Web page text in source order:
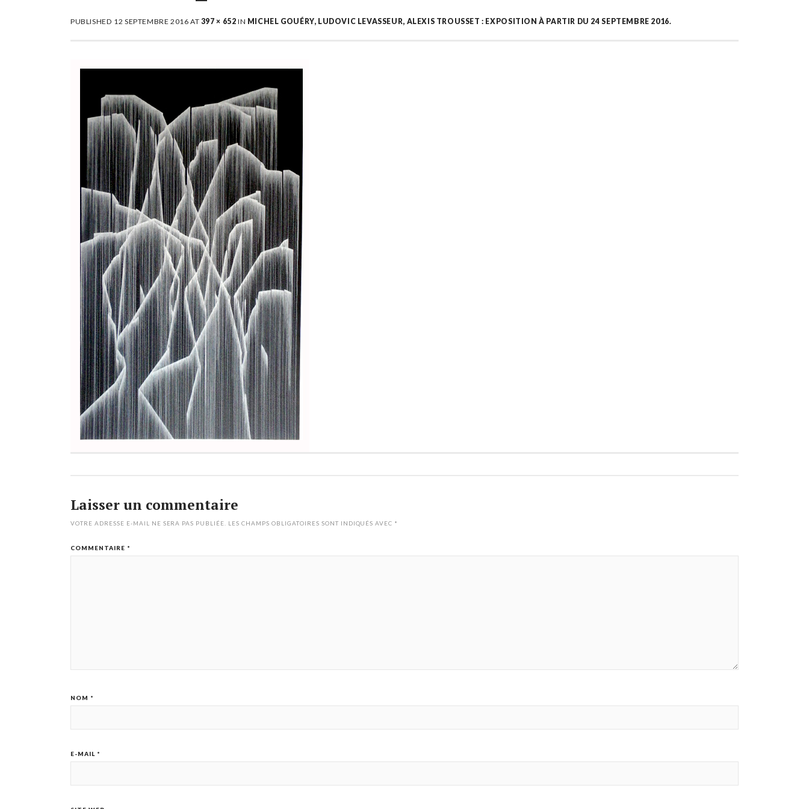
PUBLISHED 12 SEPTEMBRE 2016 AT 397 × 652 IN MICHEL GOUÉRY, LUDOVIC LEVASSEUR, ALEXIS TROUSSET : EXPOSITION À PARTIR DU 24 SEPTEMBRE 2016.
Laisser un commentaire
VOTRE ADRESSE E-MAIL NE SERA PAS PUBLIÉE. LES CHAMPS OBLIGATOIRES SONT INDIQUÉS AVEC *
COMMENTAIRE *
NOM *
E-MAIL *